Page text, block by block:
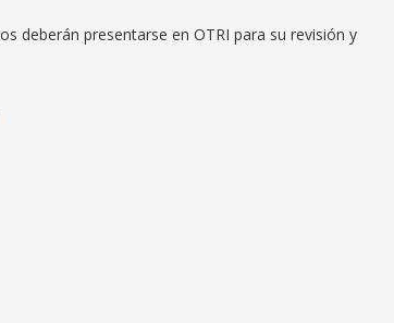
deberán presentarse en OTRI para su revisión y